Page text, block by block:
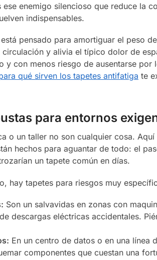
ese enemigo silencioso que reduce la
indispensables.
pensado para amortiguar el peso
y alivia el típico dolor de
y con menos riesgo de ausentarse
qué sirven los tapetes antifatiga te
para entornos
o un taller no son cualquier cosa.
hechos para aguantar de todo: el
un tapete común en días.
hay tapetes para riesgos muy
Son un salvavidas en zonas con
descargas eléctricas accidentales.
En un centro de datos o en una línea
componentes que cuestan una